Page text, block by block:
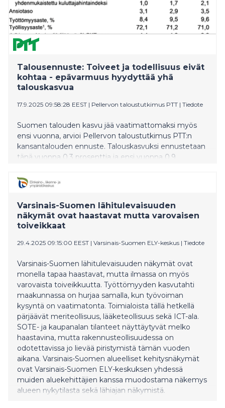
Talousennuste: Toiveet ja todellisuus eivät
kohtaa - epävarmuus hyydyttää yhä
talouskasvua
17.9.2025 09:58:28 EEST | Pellervon taloustutkimus PTT | Tiedote
Suomen talouden kasvu jää vaatimattomaksi myös
ensi vuonna, arvioi Pellervon taloustutkimus PTT:n
kansantalouden ennuste. Talouskasvuksi ennustetaan
tänä vuonna 0,3 prosenttia ja ensi vuonna 0,9
piristymisestä, mutta työmarkkinoiden tilanne on
synkkä ja kotitalouksien kulutushalut laimeat.
hallituksen uusin finanssipolitiikan sääntely-yritys
uhkaa jäädä kuolleeksi kirjaimeksi.
Varsinais-Suomen lähitulevaisuuden
näkymät ovat haastavat mutta varovaisen
toiveikkaat
29.4.2025 09:15:00 EEST | Varsinais-Suomen ELY-keskus | Tiedote
Varsinais-Suomen lähitulevaisuuden näkymät ovat
monella tapaa haastavat, mutta ilmassa on myös
varovaista toiveikkuutta. Työttömyyden kasvutahti
maakunnassa on hurjaa samalla, kun työvoiman
kysyntä on vaatimatonta. Toimialoista tällä hetkellä
pärjäävät meriteollisuus, lääketeollisuus sekä ICT-ala.
SOTE- ja kaupanalan tilanteet näyttäytyvät melko
haastavina, mutta rakennusteollisuudessa on
odotettavissa jo lievää piristymistä tämän vuoden
aikana. Varsinais-Suomen alueelliset kehitysnäkymät
ovat Varsinais-Suomen ELY-keskuksen yhdessä
muiden aluekehittäjien kanssa muodostama näkemys
alueen nykytilasta sekä lähiajan näkymistä.